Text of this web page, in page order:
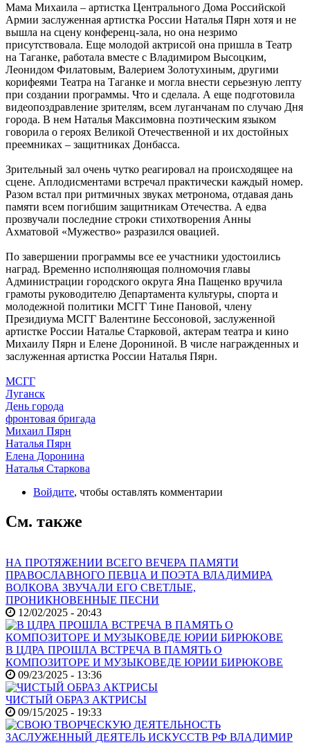
Мама Михаила – артистка Центрального Дома Российской
Армии заслуженная артистка России Наталья Пярн хотя и не
вышла на сцену конференц-зала, но она незримо
присутствовала. Еще молодой актрисой она пришла в Театр
на Таганке, работала вместе с Владимиром Высоцким,
Леонидом Филатовым, Валерием Золотухиным, другими
корифеями Театра на Таганке и могла внести серьезную лепту
при создании программы. Что и сделала. А еще подготовила
видеопоздравление зрителям, всем луганчанам по случаю Дня
города. В нем Наталья Максимовна поэтическим языком
говорила о героях Великой Отечественной и их достойных
преемниках – защитниках Донбасса.
Зрительный зал очень чутко реагировал на происходящее на
сцене. Аплодисментами встречал практически каждый номер.
Разом встал при ритмичных звуках метронома, отдавая дань
памяти всем погибшим защитникам Отечества. А едва
прозвучали последние строки стихотворения Анны
Ахматовой «Мужество» разразился овацией.
По завершении программы все ее участники удостоились
наград. Временно исполняющая полномочия главы
Администрации городского округа Яна Пащенко вручила
грамоты руководителю Департамента культуры, спорта и
молодежной политики МСГГ Тине Пановой, члену
Президиума МСГГ Валентине Бессоновой, заслуженной
артистке России Наталье Старковой, актерам театра и кино
Михаилу Пярн и Елене Дорониной. В числе награжденных и
заслуженная артистка России Наталья Пярн.
МСГГ
Луганск
День города
фронтовая бригада
Михаил Пярн
Наталья Пярн
Елена Доронина
Наталья Старкова
Войдите, чтобы оставлять комментарии
См. также
НА ПРОТЯЖЕНИИ ВСЕГО ВЕЧЕРА ПАМЯТИ
ПРАВОСЛАВНОГО ПЕВЦА И ПОЭТА ВЛАДИМИРА
ВОЛКОВА ЗВУЧАЛИ ЕГО СВЕТЛЫЕ,
ПРОНИКНОВЕННЫЕ ПЕСНИ
12/02/2025 - 20:43
В ЦДРА ПРОШЛА ВСТРЕЧА В ПАМЯТЬ О
КОМПОЗИТОРЕ И МУЗЫКОВЕДЕ ЮРИИ БИРЮКОВЕ
09/23/2025 - 13:36
ЧИСТЫЙ ОБРАЗ АКТРИСЫ
09/15/2025 - 19:33